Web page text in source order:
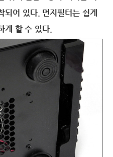
되어 있다. 먼지필터는 쉽게
게 할 수 있다.